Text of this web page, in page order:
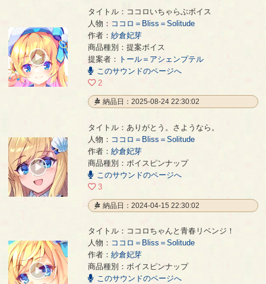
ココロいちゃらぶボイス - 紗倉妃芽
00:00
00:16
タイトル：ココロいちゃらぶボイス
人物： ココロ＝Bliss＝Solitude
作者： 紗倉妃芽
商品種別：提案ボイス
提案者： トール＝アシェンプテル
このサウンドのページへ
2
納品日：2025-08-24 22:30:02
ありがとう。さようなら。 - 紗倉妃芽
タイトル：ありがとう。さようなら。
人物： ココロ＝Bliss＝Solitude
作者： 紗倉妃芽
商品種別：ボイスピンナップ
このサウンドのページへ
3
納品日：2024-04-15 22:30:02
ココロちゃんと青春リベンジ！ - 紗倉妃芽
タイトル：ココロちゃんと青春リベンジ！
人物： ココロ＝Bliss＝Solitude
作者： 紗倉妃芽
商品種別：ボイスピンナップ
このサウンドのページへ